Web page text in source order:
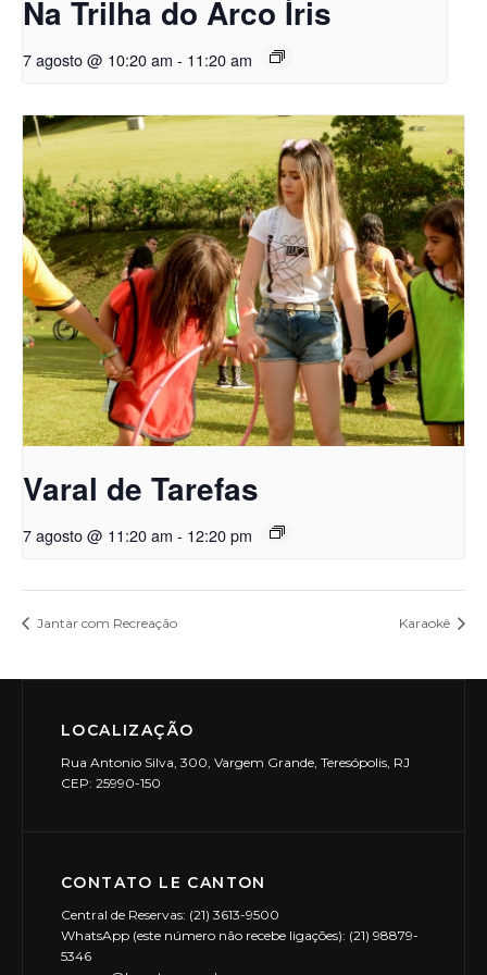
Na Trilha do Arco Íris
7 agosto @ 10:20 am - 11:20 am
Varal de Tarefas
7 agosto @ 11:20 am - 12:20 pm
Jantar com Recreação Karaokê
LOCALIZAÇÃO
Rua Antonio Silva, 300, Vargem Grande, Teresópolis, RJ
CEP: 25990-150
CONTATO LE CANTON
Central de Reservas: (21) 3613-9500
WhatsApp (este número não recebe ligações): (21) 98879-
5346